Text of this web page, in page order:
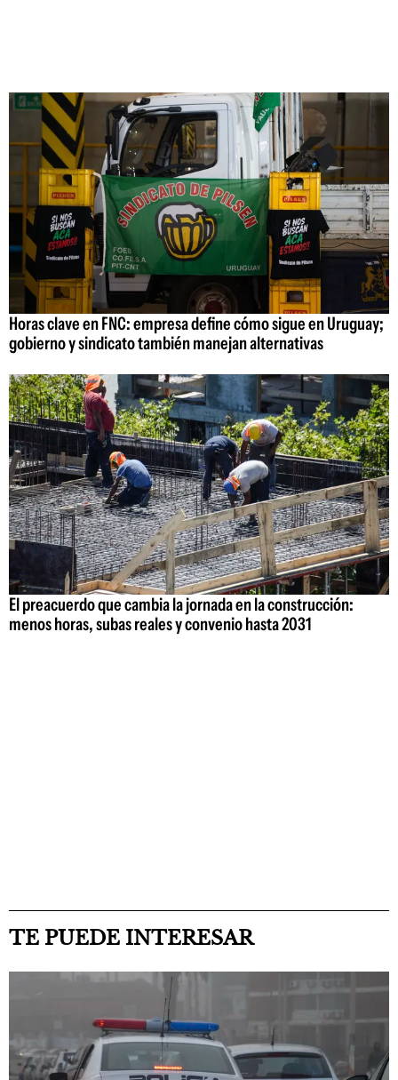
Horas clave en FNC: empresa define cómo sigue en Uruguay;
gobierno y sindicato también manejan alternativas
El preacuerdo que cambia la jornada en la construcción:
menos horas, subas reales y convenio hasta 2031
TE PUEDE INTERESAR